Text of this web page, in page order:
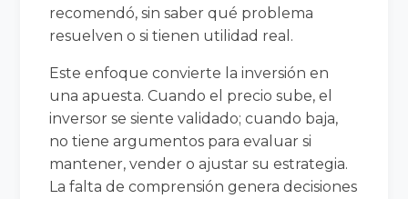
recomendó, sin saber qué problema
resuelven o si tienen utilidad real.
Este enfoque convierte la inversión en
una apuesta. Cuando el precio sube, el
inversor se siente validado; cuando baja,
no tiene argumentos para evaluar si
mantener, vender o ajustar su estrategia.
La falta de comprensión genera decisiones